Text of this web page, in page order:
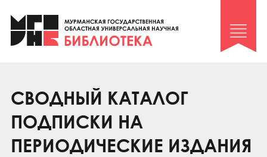
Клуб «Гиря и сельдерей»
Клуб «Семейный архив»
Коллегам
Контакты
СВОДНЫЙ КАТАЛОГ
ПОДПИСКИ НА
ПЕРИОДИЧЕСКИЕ ИЗДАНИЯ